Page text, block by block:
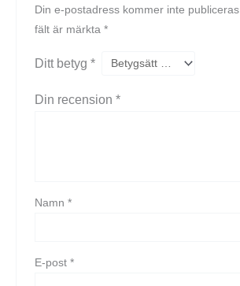
Din e-postadress kommer inte publiceras.
fält är märkta *
Ditt betyg *
Din recension *
Namn *
E-post *